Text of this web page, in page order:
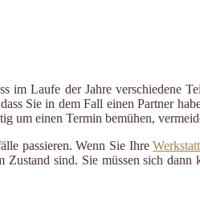
im Laufe der Jahre verschiedene
Sie in dem Fall einen Partner
um einen Termin bemühen,
passieren. Wenn Sie IhreWerkstatt
sind. Sie müssen sich dann